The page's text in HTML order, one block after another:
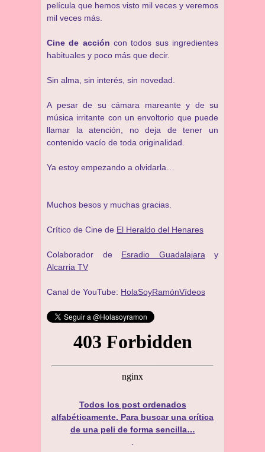
película que hemos visto mil veces y veremos
mil veces más.
Cine de acción con todos sus ingredientes
habituales y poco más que decir.
Sin alma, sin interés, sin novedad.
A pesar de su cámara mareante y de su
música irritante con un envoltorio que puede
llamar la atención, no deja de tener un
contenido vacío de toda originalidad.
Ya estoy empezando a olvidarla…
Muchos besos y muchas gracias.
Crítico de Cine de El Heraldo del Henares
Colaborador de Esradio Guadalajara y
Alcarria TV
Canal de YouTube: HolaSoyRamónVídeos
Todos los post ordenados
alfabéticamente. Para buscar una crítica
de una peli de forma sencilla…